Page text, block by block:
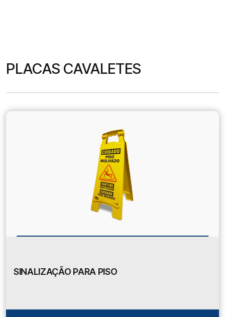
PLACAS CAVALETES
SINALIZAÇÃO PARA PISO